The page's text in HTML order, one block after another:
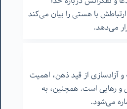
با هستی را بیان می‌کند
می‌دهد.
و آزادسازی از قید ذهن، اهمیت
رهایی است. همچنین، به
می‌شود.